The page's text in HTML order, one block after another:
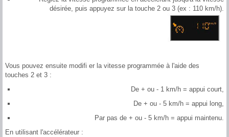
désirée, puis appuyez sur la touche 2 ou 3 (ex : 110 km/h).
Vous pouvez ensuite modifi er la vitesse programmée à l'aide des
touches 2 et 3 :
De + ou - 1 km/h = appui court,
De + ou - 5 km/h = appui long,
Par pas de + ou - 5 km/h = appui maintenu.
En utilisant l'accélérateur :